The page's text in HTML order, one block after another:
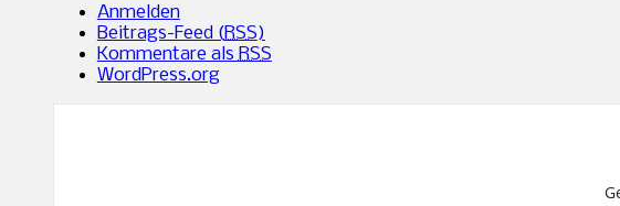
Anmelden
Beitrags-Feed (RSS)
Kommentare als RSS
WordPress.org